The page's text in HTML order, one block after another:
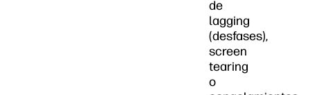
de
lagging
(desfases),
screen
tearing
o